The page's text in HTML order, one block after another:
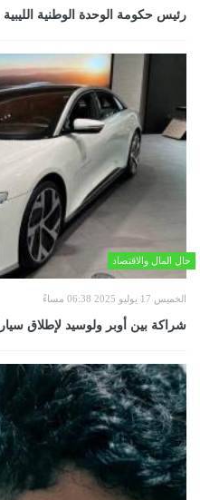
رئيس حكومة الوحدة الوطنية
حال المال والاقتصاد
الخميس 17 يوليو 2025 06:38 مساءً
شراكة بين أوبر ولوسيد لإطلاق